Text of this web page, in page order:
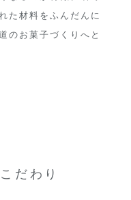
た材料をふんだんに
のお菓子づくりへと
だわり